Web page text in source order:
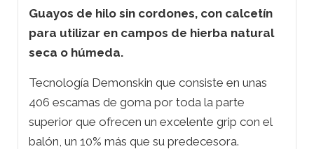
Guayos de hilo sin cordones, con calcetín
para utilizar en campos de hierba natural
seca o húmeda.
Tecnología Demonskin que consiste en unas
406 escamas de goma por toda la parte
superior que ofrecen un excelente grip con el
balón, un 10% más que su predecesora.